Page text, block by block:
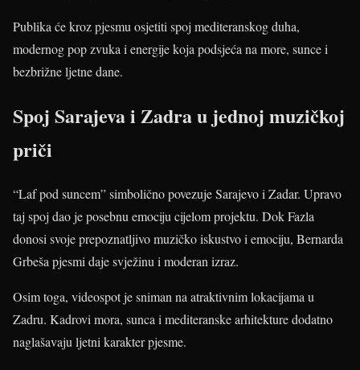
Publika će kroz pjesmu osjetiti spoj mediteranskog duha,
modernog pop zvuka i energije koja podsjeća na more, sunce i
bezbrižne ljetne dane.
Spoj Sarajeva i Zadra u jednoj muzičkoj
priči
“Laf pod suncem” simbolično povezuje Sarajevo i Zadar. Upravo
taj spoj dao je posebnu emociju cijelom projektu. Dok Fazla
donosi svoje prepoznatljivo muzičko iskustvo i emociju, Bernarda
Grbeša pjesmi daje svježinu i moderan izraz.
Osim toga, videospot je sniman na atraktivnim lokacijama u
Zadru. Kadrovi mora, sunca i mediteranske arhitekture dodatno
naglašavaju ljetni karakter pjesme.